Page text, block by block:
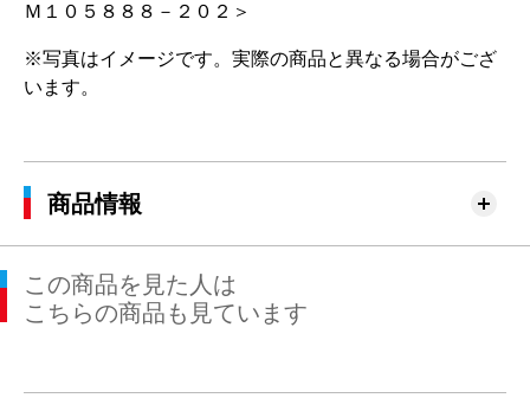
Ｍ１０５８８８－２０２＞
※写真はイメージです。実際の商品と異なる場合がござ
います。
商品情報
この商品を見た人は
こちらの商品も見ています